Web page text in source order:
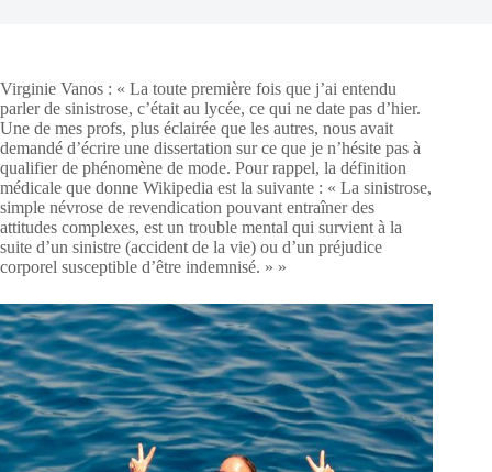
Virginie Vanos : « La toute première fois que j’ai entendu
parler de sinistrose, c’était au lycée, ce qui ne date pas d’hier.
Une de mes profs, plus éclairée que les autres, nous avait
demandé d’écrire une dissertation sur ce que je n’hésite pas à
qualifier de phénomène de mode. Pour rappel, la définition
médicale que donne Wikipedia est la suivante : « La sinistrose,
simple névrose de revendication pouvant entraîner des
attitudes complexes, est un trouble mental qui survient à la
suite d’un sinistre (accident de la vie) ou d’un préjudice
corporel susceptible d’être indemnisé. » »